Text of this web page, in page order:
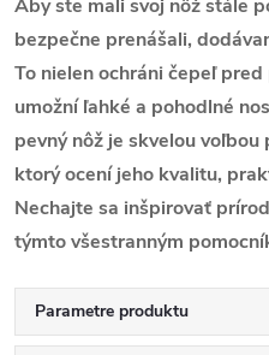
Aby ste mali svoj nôž stále
bezpečne prenášali,
To nielen ochráni čepeľ
umožníľahké a pohodlné
pevný nôž je skvelou
ktorý ocení jeho kvalitu,
Nechajte sa inšpirovať
týmtovšestranným
Parametre produktu